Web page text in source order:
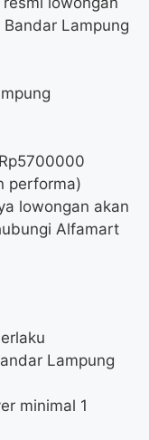
Lampung
5700000
performa)
lowongan akan
Alfamart
Lampung
minimal 1